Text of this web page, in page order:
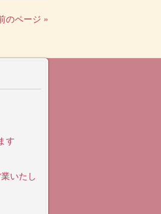
のページ »
す
いたし